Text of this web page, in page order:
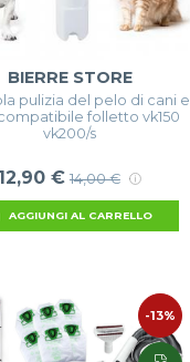
BIERRE STORE
pulizia del pelo di cani e
folletto vk150
vk200/s
12,90 € 14,00 €
AGGIUNGI AL CARRELLO
-13%